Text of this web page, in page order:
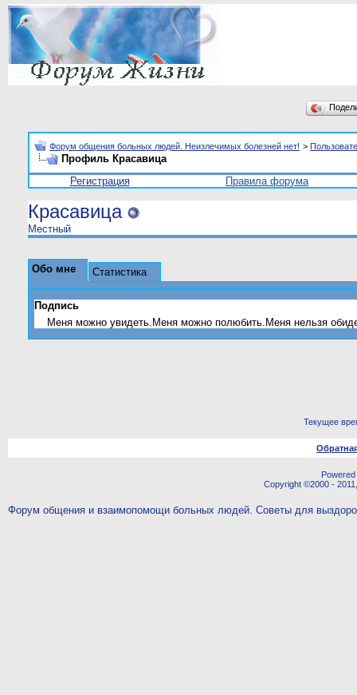
Форум общения больных людей. Неизлечимых болезней нет! >
Профиль Красавица
Регистрация
Правила форума
Красавица
Местный
Обо мне Статистика
Подпись
Меня можно увидеть.Меня можно полюбить.Меня нельзя
Текущее
Copyright ©2000 -
Форум общения и взаимопомощи больных людей. Советы для